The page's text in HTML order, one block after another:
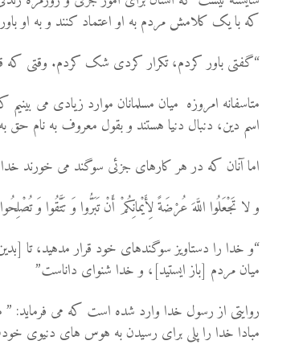
که با یک کلامش مردم به او اعتماد کنند و به او
“گفتی باور کردم، تکرار کردی شک کردم. وقتی
متاسفانه امروزه میان مسلمانان موارد زیادی می
اسم دین، دنبال دنیا هستند و بقول معروف به نام حق
اما آنان که در هر کارهای جزئی سوگند می خورند
و لا تَجْعَلُوا اللَّهَ عُرْضَةً لِأَيْمانِكُمْ أَنْ تَبَرُّوا وَ تَتَّقُوا وَ تُصْلِحُوا
“و خدا را دستاويز سوگندهاى خود قرار مدهيد، تا
ميان مردم [باز ايستيد]، و خدا شنواى داناست”
روایتی از رسول خدا وارد شده است که می فرماید: ”
مبادا خدا را پلی برای رسیدن به هوس های دنیوی